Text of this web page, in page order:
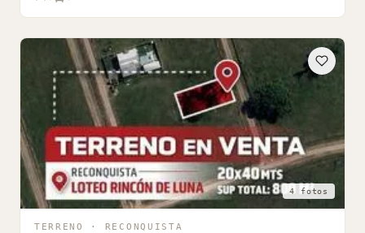
4 fotos
TERRENO · RECONQUISTA